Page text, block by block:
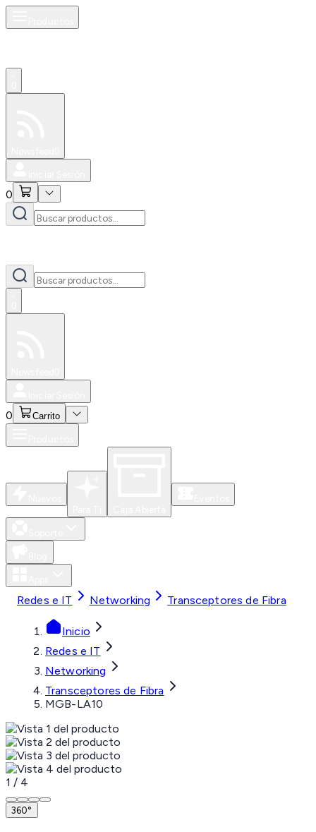
0
0 Carrito
Redes e IT Networking Transceptores de Fibra
Inicio
Redes e IT
Networking
Transceptores de Fibra
MGB-LA10
1 / 4
360°